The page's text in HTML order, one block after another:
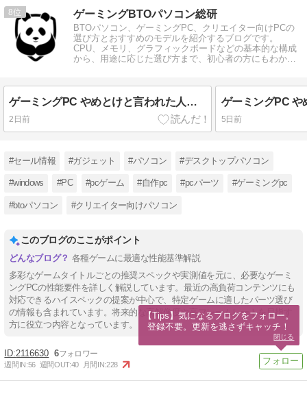
8 ゲーミングBTOパソコン総研
BTOパソコン、ゲーミングPC、クリエイター向けPCの
選び方とおすすめのモデルを紹介するブログです。
CPU、メモリ、グラフィックボードなどの基本的な構成
から、用途に応じた選び方まで、初心者の方にもわかり
ゲーミングPC やめとけと言われた人が成功した理由
2日前 5日前
#セール情報 #ガジェット #パソコン #デスクトップパソコン
#windows #PC #pcゲーム #自作pc #pcパーツ #ゲーミングpc
#btoパソコン #クリエイター向けパソコン
このブログのここがポイント
各種ゲームに最適な性能基準解説
多彩なゲームタイトルごとの推奨スペックや実測値を元に、必要なゲーミ
ングPCの性能要件を詳しく解説しています。最近の高負荷コンテンツにも
対応できるハイスペックの提案が中心で、特定ゲームに適したパーツ選び
の情報も含まれています。将来的な高解像度や高フレームレートを目指す
方に役立つ内容となっています。
2116630 6
週間IN:56 週間OUT:40 月間IN:228
【Tips】気になるブログをフォロー。
登録不要。更新を逃さずキャッチ！
閉じる